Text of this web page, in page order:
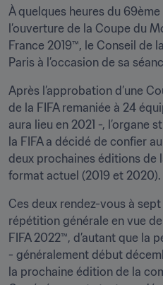
À quelques heures du
l’ouverture de la Coupe du
France 2019™, le Conseil de
Paris à l’occasion de sa
Après l’approbation d’une
de la FIFA remaniée à 24
aura lieu en 2021 -, l’organe
la FIFA a décidé de confier
deux prochaines éditions de
format actuel (2019 et 2020).
Ces deux rendez-vous à
répétition générale en vue
FIFA 2022™, d’autant que la
- généralement début
la prochaine édition de la